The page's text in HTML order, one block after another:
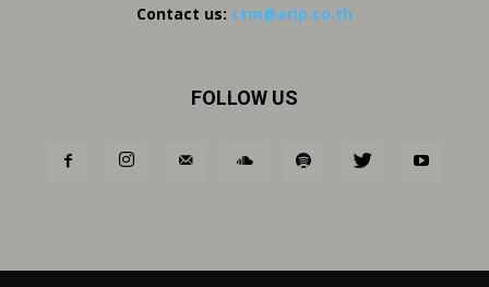
Contact us: ctm@arip.co.th
FOLLOW US